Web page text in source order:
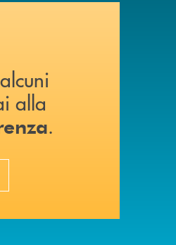
? Vai alla pagina
alla
.